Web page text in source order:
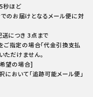
秒ほど
のお届けとなるメール便に対
き 3点まで
場合「代金引換支払
ただけません。
場合]
「追跡可能メール便」